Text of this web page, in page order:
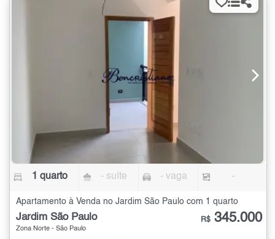
1 quarto - suíte - vaga -
Apartamento à Venda no Jardim São Paulo com 1 quarto
Jardim São Paulo
Zona Norte - São Paulo
R$ 345.000